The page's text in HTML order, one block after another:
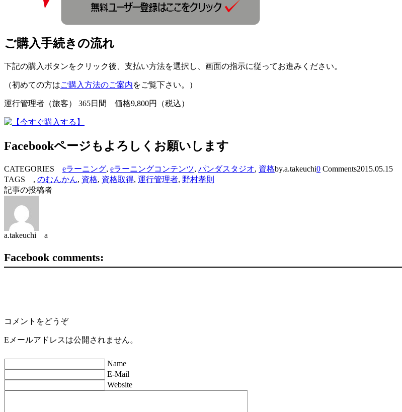
ご購入手続きの流れ
下記の購入ボタンをクリック後、支払い方法を選択し、画面の指示に従ってお進みください。
（初めての方はご購入方法のご案内をご覧下さい。）
運行管理者（旅客） 365日間 価格9,800円（税込）
Facebookページもよろしくお願いします
CATEGORIES eラーニング, eラーニングコンテンツ, パンダスタジオ, 資格by.a.takeuchi0 Comments2015.05.15
TAGS , のむんかん, 資格, 資格取得, 運行管理者, 野村孝則
記事の投稿者
a.takeuchi a
Facebook comments:
コメントをどうぞ
Eメールアドレスは公開されません。
Name
E-Mail
Website